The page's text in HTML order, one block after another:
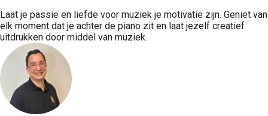
Laat je passie en liefde voor muziek je motivatie zijn. Geniet van
elk moment dat je achter de piano zit en laat jezelf creatief
uitdrukken door middel van muziek.